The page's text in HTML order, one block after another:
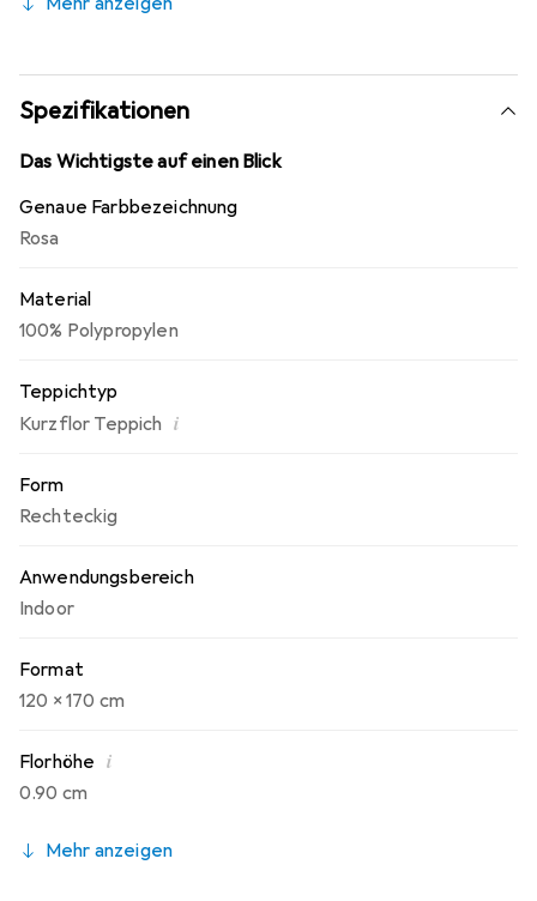
Produkte der Passion Kollektion ist der Teppich
Spezifikationen
Das Wichtigste auf einen Blick
Genaue Farbbezeichnung
Rosa
Material
100% Polypropylen
Teppichtyp
Kurzflor Teppich i
Form
Rechteckig
Anwendungsbereich
Indoor
Format
120 x 170 cm
Florhöhe i
0.90 cm
Mehr anzeigen